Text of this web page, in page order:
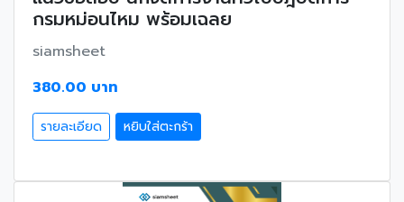
กรมหม่อนไหม พร้อมเฉลย
siamsheet
380.00 บาท
รายละเอียด หยิบใส่ตะกร้า